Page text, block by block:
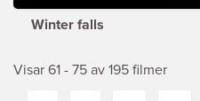
Winter falls
Visar 61 - 75 av 195 filmer